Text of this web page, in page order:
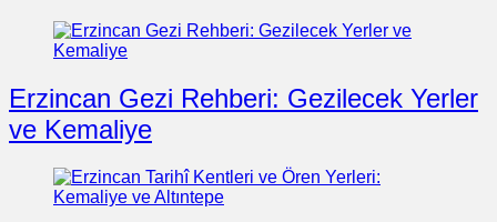
Erzincan Gezi Rehberi: Gezilecek Yerler
ve Kemaliye